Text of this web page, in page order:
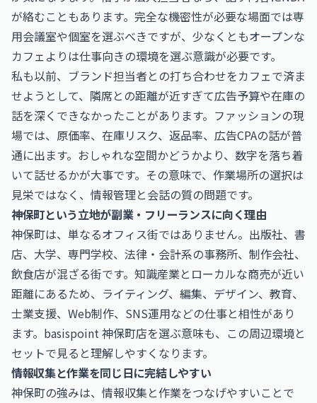
が絡むこともあります。完全な機密性が必要な場面では専
用会議室や個室を選ぶべきですが、少なくともオープンな
カフェよりは仕事向きの環境を選ぶ意識が必要です。
私も以前、ブランド担当者との打ち合わせをカフェで済ま
せようとして、隣席との距離が近すぎて広告予算や在庫の
話を深くできなかったことがあります。ファッションの現
場では、原価率、在庫リスク、返品率、広告CPAの話が普
通に出ます。おしゃれな空間かどうかより、数字を落ち着
いて話せるかが大事です。その意味で、作業場所の選択は
見栄ではなく、情報管理と会話の質の問題です。
神保町という立地が副業・フリーランスに向く理由
神保町は、単なるオフィス街ではありません。出版社、書
店、大学、専門学校、法律・会計系の事務所、制作会社、
飲食店が混ざる街です。知識産業とローカルな商売が近い
距離にあるため、ライティング、編集、デザイン、教育、
士業支援、Web制作、SNS運用などの仕事と相性があり
ます。basispoint 神保町店を選ぶ意味も、この周辺環境と
セットで見ると理解しやすくなります。
情報収集と作業を同じ日に完結しやすい
神保町の強みは、情報収集と作業をつなげやすいことで